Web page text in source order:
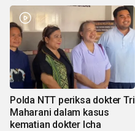
Polda NTT periksa dokter Tri
Maharani dalam kasus
kematian dokter Icha